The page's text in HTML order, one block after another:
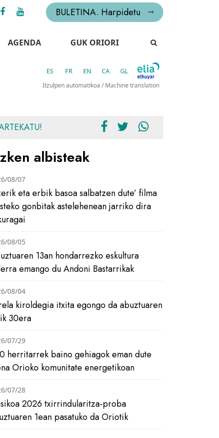
BULETINA. Harpidetu
AGENDA GUK ORIORI
ES FR EN CA GL
Itzulpen automatikoa / Machine translation
albisteak
eta erbik basoa salbatzen dute’ filma
gonbitak astelehenean jarriko dira
08/07
13an hondarrezko eskultura
emango du Andoni Bastarrikak
08/05
kiroldegia itxita egongo da abuztuaren
30era
08/04
herritarrek baino gehiagok eman dute
Orioko komunitate energetikoan
07/29
2026 txirrindularitza-proba
1ean pasatuko da Oriotik
07/28